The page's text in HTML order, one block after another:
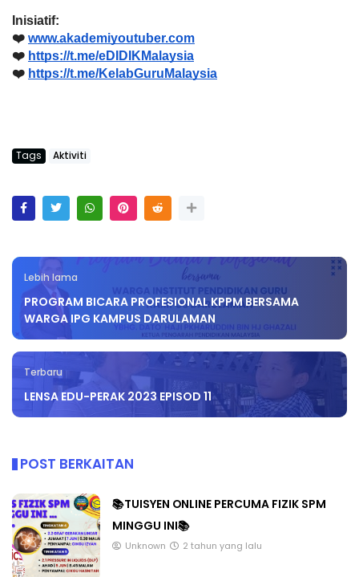
Inisiatif:
❤️ www.akademiyoutuber.com
❤️ https://t.me/eDIDIKMalaysia
❤️ https://t.me/KelabGuruMalaysia
Tags Aktiviti
Lebih lama
PROGRAM BICARA PROFESIONAL KPPM BERSAMA
WARGA IPG KAMPUS DARULAMAN
Terbaru
LENSA EDU-PERAK 2023 EPISOD 11
POST BERKAITAN
📚TUISYEN ONLINE PERCUMA FIZIK SPM
MINGGU INI📚
Unknown 2 tahun yang lalu